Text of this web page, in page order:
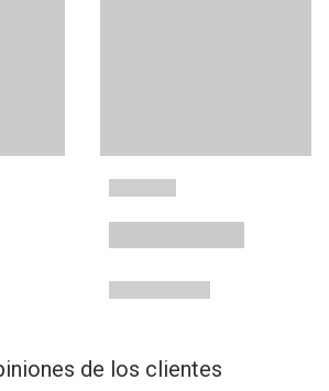
de los clientes